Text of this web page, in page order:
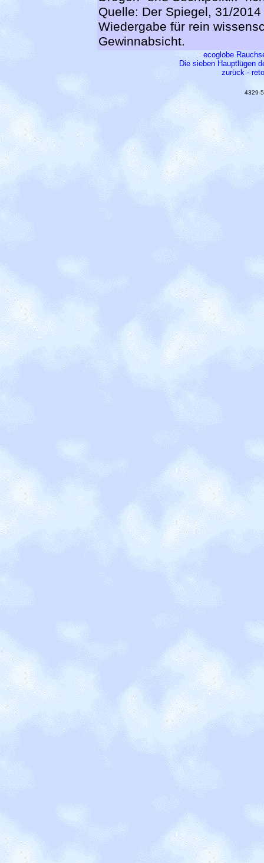
Quelle: Der Spiegel, 31/
Wiedergabe für rein
Gewinnabsicht.
ecoglobe
Die sieben Hauptlügen
zurück -
4329-